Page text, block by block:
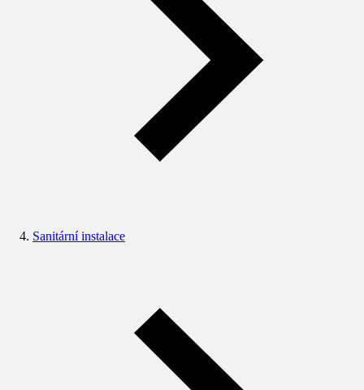
Sanitární instalace